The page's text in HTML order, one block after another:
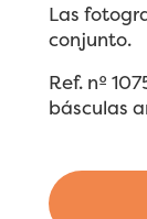
Las
conjunto.
Ref. nº
básculas